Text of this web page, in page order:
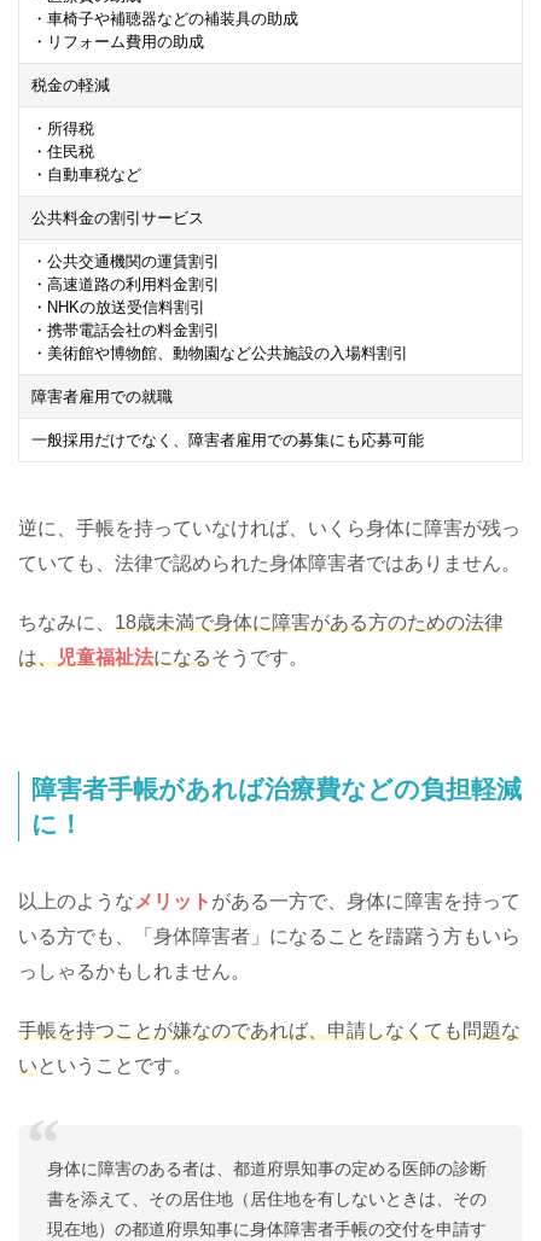
・車椅子や補聴器などの補装具の助成
・リフォーム費用の助成
税金の軽減
・所得税
・住民税
・自動車税など
公共料金の割引サービス
・公共交通機関の運賃割引
・高速道路の利用料金割引
・NHKの放送受信料割引
・携帯電話会社の料金割引
・美術館や博物館、動物園など公共施設の入場料割引
障害者雇用での就職
一般採用だけでなく、障害者雇用での募集にも応募可能
逆に、手帳を持っていなければ、いくら身体に障害が残っ
ていても、法律で認められた身体障害者ではありません。
ちなみに、 18歳未満で身体に障害がある方のための法律
は、児童福祉法になるそうです。
障害者手帳があれば治療費などの負担軽減
に！
以上のような メリット がある一方で、身体に障害を持って
いる方でも、「身体障害者」になることを躊躇う方もいら
っしゃるかもしれません。
手帳を持つことが嫌なのであれば、申請しなくても問題な
いということです。
身体に障害のある者は、都道府県知事の定める医師の診断
書を添えて、その居住地（居住地を有しないときは、その
現在地）の都道府県知事に身体障害者手帳の交付を申請す